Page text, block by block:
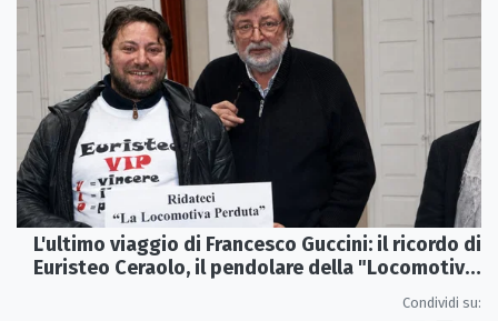
L'ultimo viaggio di Francesco Guccini: il ricordo di
Euristeo Ceraolo, il pendolare della "Locomotiva
Condividi su: